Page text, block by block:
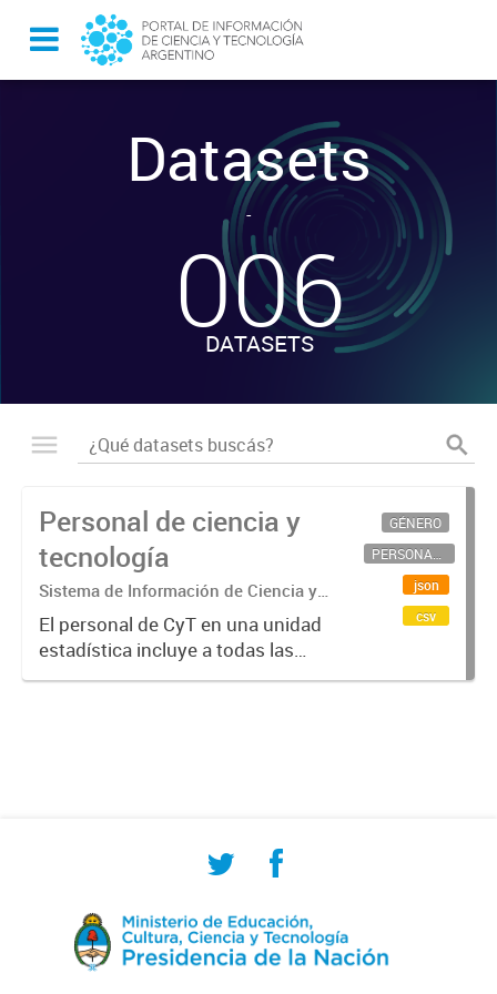
Datasets
-
006
DATASETS
Personal de ciencia y
tecnología
Sistema de Información de Ciencia y
Tecnología Argentino (SICYTAR)
El personal de CyT en una unidad
estadística incluye a todas las
personas involucradas
GÉNERO
PERSONAL CIENTÍFICO-TECNOLÓGICO
json
csv